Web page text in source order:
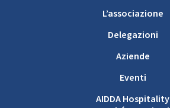
L’associazione
Delegazioni
Aziende
Eventi
AIDDA Hospitality